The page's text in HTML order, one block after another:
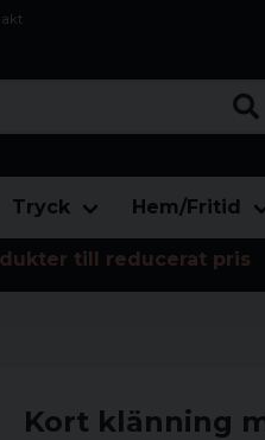
Tryck Hem/Fritid
till reducerat pris
Kort klänning